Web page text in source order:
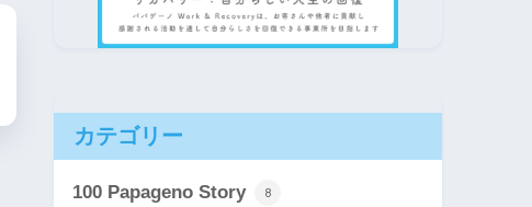
カテゴリー
100 Papageno Story 8